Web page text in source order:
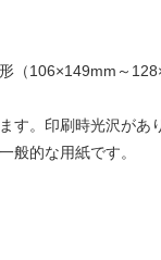
（106×149mm～
す。印刷時光沢が
般的な用紙です。